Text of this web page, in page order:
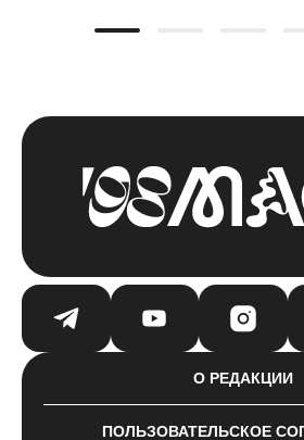
О РЕДАКЦИИ
ПОЛЬЗОВАТЕЛЬСКОЕ